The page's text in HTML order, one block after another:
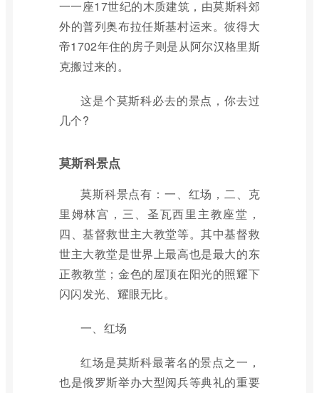
一一座17世纪的木质建筑，由莫斯科郊
外的普列奥布拉任斯基村运来。彼得大
帝1702年住的房子则是从阿尔汉格里斯
克搬过来的。
这是个莫斯科必去的景点，你去过
几个?
莫斯科景点
莫斯科景点有：一、红场，二、克
里姆林宫，三、圣瓦西里主教座堂，
四、基督救世主大教堂等。其中基督救
世主大教堂是世界上最高也是最大的东
正教教堂；金色的屋顶在阳光的照耀下
闪闪发光、耀眼无比。
一、红场
红场是莫斯科最著名的景点之一，
也是俄罗斯举办大型阅兵等典礼的重要